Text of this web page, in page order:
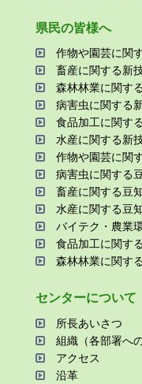
県⺠の皆様へ
作物や園芸に関
畜産に関する新
森林林業に関す
病害⾍に関する
⾷品加⼯に関す
⽔産に関する新
作物や園芸に関
病害⾍に関する
畜産に関する⾖
⽔産に関する⾖
バイテク・農業
⾷品加⼯に関す
森林林業に関す
センターについて
所⻑あいさつ
組織（各部署へ
アクセス
沿⾰